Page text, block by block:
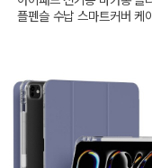
플펜슬 수납 스마트커버 케